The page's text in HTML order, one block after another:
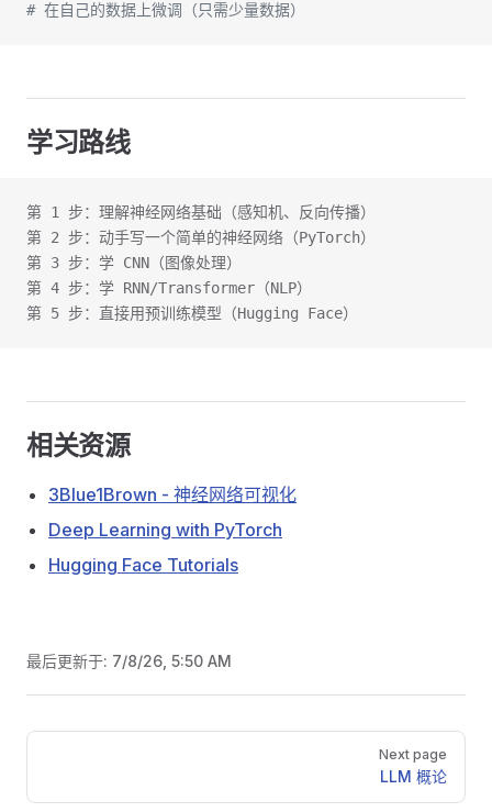
# 在自己的数据上微调（只需少量数据）
学习路线
第 1 步：理解神经网络基础（感知机、反向传播）
第 2 步：动手写一个简单的神经网络（PyTorch）
第 3 步：学 CNN（图像处理）
第 4 步：学 RNN/Transformer（NLP）
第 5 步：直接用预训练模型（Hugging Face）
相关资源
3Blue1Brown - 神经网络可视化
Deep Learning with PyTorch
Hugging Face Tutorials
最后更新于: 7/8/26, 5:50 AM
Pager
Next page
LLM 概论